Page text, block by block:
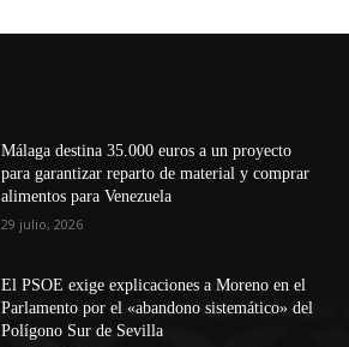
Málaga destina 35.000 euros a un proyecto
para garantizar reparto de material y comprar
alimentos para Venezuela
29 julio, 2026
El PSOE exige explicaciones a Moreno en el
Parlamento por el «abandono sistemático» del
Polígono Sur de Sevilla